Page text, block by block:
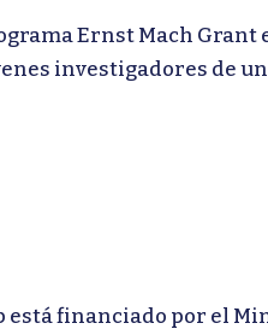
Ernst Mach
investigadores de
está financiado por el